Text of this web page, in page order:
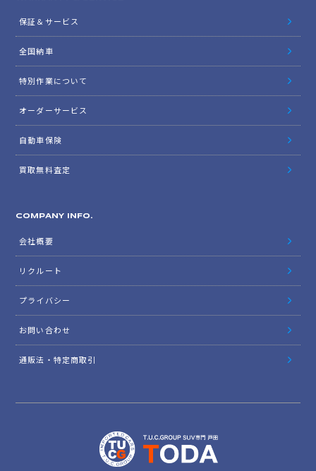
保証＆サービス
全国納車
特別作業について
オーダーサービス
自動車保険
買取無料査定
COMPANY INFO.
会社概要
リクルート
プライバシー
お問い合わせ
通販法・特定商取引